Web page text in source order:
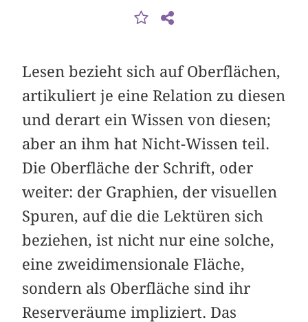
Lesen bezieht sich auf Oberflächen,
artikuliert je eine Relation zu diesen
und derart ein Wissen von diesen;
aber an ihm hat Nicht-Wissen teil.
Die Oberfläche der Schrift, oder
weiter: der Graphien, der visuellen
Spuren, auf die die Lektüren sich
beziehen, ist nicht nur eine solche,
eine zweidimensionale Fläche,
sondern als Oberfläche sind ihr
Reserveräume impliziert. Das